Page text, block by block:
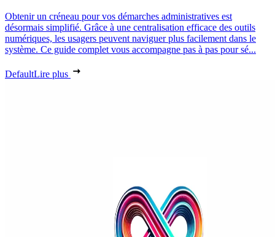
Obtenir un créneau pour vos démarches administratives est
désormais simplifié. Grâce à une centralisation efficace des outils
numériques, les usagers peuvent naviguer plus facilement dans le
système. Ce guide complet vous accompagne pas à pas pour sé...
DefaultLire plus